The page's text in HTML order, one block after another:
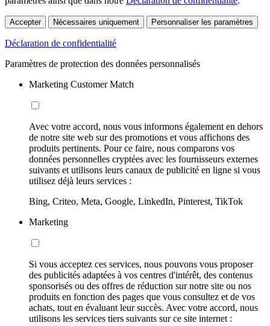
Accepter Nécessaires uniquement Personnaliser les paramètres
Déclaration de confidentialité
Paramètres de protection des données personnalisés
Marketing Customer Match
Avec votre accord, nous vous informons également en dehors
de notre site web sur des promotions et vous affichons des
produits pertinents. Pour ce faire, nous comparons vos
données personnelles cryptées avec les fournisseurs externes
suivants et utilisons leurs canaux de publicité en ligne si vous
utilisez déjà leurs services :
Bing, Criteo, Meta, Google, LinkedIn, Pinterest, TikTok
Marketing
Si vous acceptez ces services, nous pouvons vous proposer
des publicités adaptées à vos centres d'intérêt, des contenus
sponsorisés ou des offres de réduction sur notre site ou nos
produits en fonction des pages que vous consultez et de vos
achats, tout en évaluant leur succès. Avec votre accord, nous
utilisons les services tiers suivants sur ce site internet :